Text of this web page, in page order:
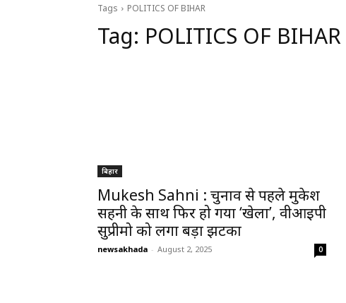
Tags POLITICS OF BIHAR
Tag: POLITICS OF BIHAR
बिहार
Mukesh Sahni : चुनाव से पहले मुकेश
सहनी के साथ फिर हो गया ‘खेला’, वीआईपी
सुप्रीमो को लगा बड़ा झटका
newsakhada - August 2, 2025 0